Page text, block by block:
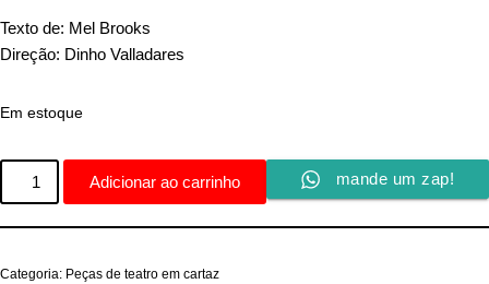
Texto de: Mel Brooks
Direção: Dinho Valladares
Em estoque
Adicionar ao carrinho mande um zap!
Categoria: Peças de teatro em cartaz